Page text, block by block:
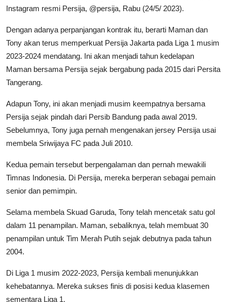
Instagram resmi Persija, @persija, Rabu (24/5/ 2023).
Dengan adanya perpanjangan kontrak itu, berarti Maman dan
Tony akan terus memperkuat Persija Jakarta pada Liga 1 musim
2023-2024 mendatang. Ini akan menjadi tahun kedelapan
Maman bersama Persija sejak bergabung pada 2015 dari Persita
Tangerang.
Adapun Tony, ini akan menjadi musim keempatnya bersama
Persija sejak pindah dari Persib Bandung pada awal 2019.
Sebelumnya, Tony juga pernah mengenakan jersey Persija usai
membela Sriwijaya FC pada Juli 2010.
Kedua pemain tersebut berpengalaman dan pernah mewakili
Timnas Indonesia. Di Persija, mereka berperan sebagai pemain
senior dan pemimpin.
Selama membela Skuad Garuda, Tony telah mencetak satu gol
dalam 11 penampilan. Maman, sebaliknya, telah membuat 30
penampilan untuk Tim Merah Putih sejak debutnya pada tahun
2004.
Di Liga 1 musim 2022-2023, Persija kembali menunjukkan
kehebatannya. Mereka sukses finis di posisi kedua klasemen
sementara Liga 1.